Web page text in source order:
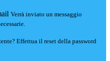
Verrà inviato un messaggio
Effettua il reset della password